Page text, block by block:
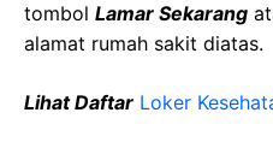
tombol Lamar Sekarang
alamat rumah sakit diatas.
Lihat Daftar Loker